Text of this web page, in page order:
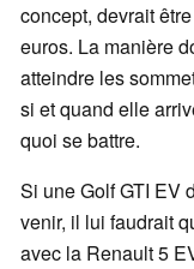
concept, devrait
euros. La manière
atteindre les
si et quand elle
quoi se battre.
Si une Golf GTI EV
venir, il lui faudrait
avec la Renault 5